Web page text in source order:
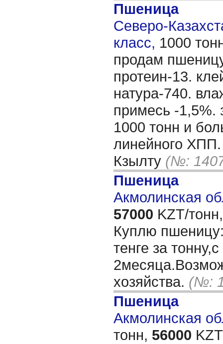
Пшеница
Северо-
класс, 1000
продам
протеин-13.
натура-740.
примесь -1,5%.
1000 тонн и
линейного
Кзылту (№:
Пшеница
Акмолинская
57000 KZT/тонн,
Куплю
тенге за
хозяйства. (№:
Пшеница
Акмолинская
тонн, 56000